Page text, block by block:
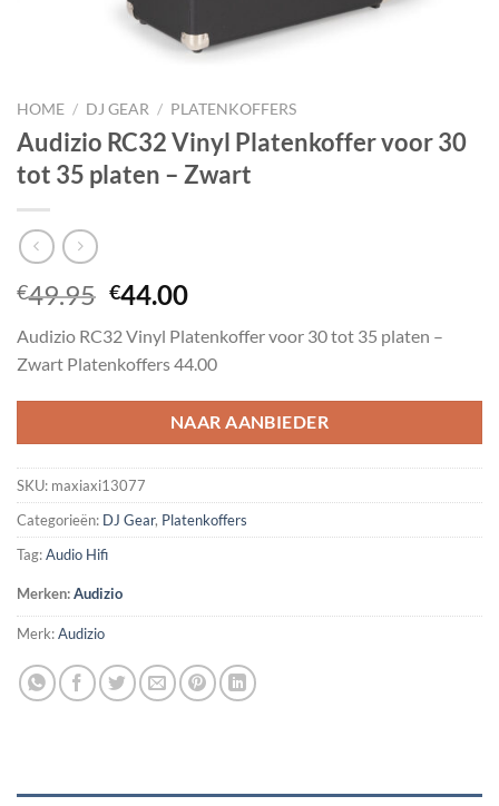
HOME / DJ GEAR / PLATENKOFFERS
Audizio RC32 Vinyl Platenkoffer voor 30
tot 35 platen – Zwart
€49.95 Oorspronkelijke
was:
€49.95.
€44.00Huidige
is:
€44.00.
Audizio RC32 Vinyl Platenkoffer voor 30 tot 35 platen –
Zwart Platenkoffers 44.00
NAAR AANBIEDER
SKU: maxiaxi13077
Categorieën: DJ Gear, Platenkoffers
Tag:Audio Hifi
Merken:Audizio
Merk:Audizio